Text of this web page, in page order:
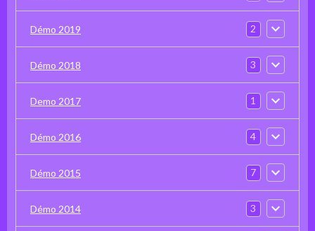
Démo 2019 2
Démo 2018 3
Demo 2017 1
Démo 2016 4
Démo 2015 7
Démo 2014 3